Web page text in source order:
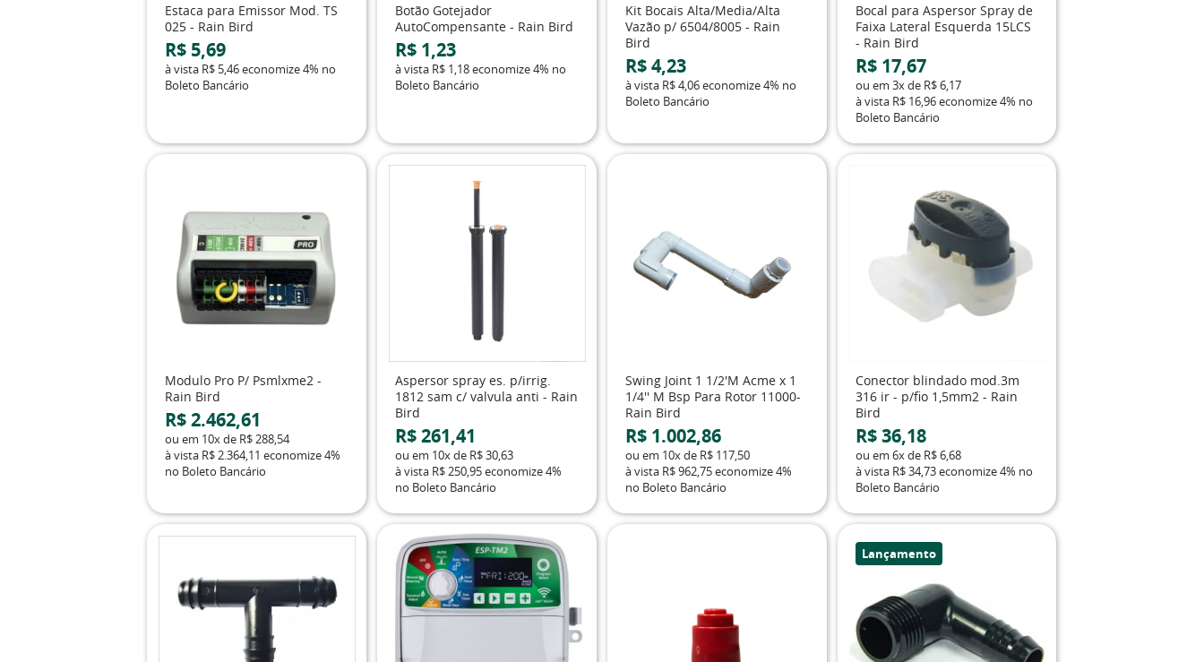
Estaca para Emissor Mod. TS
025 - Rain Bird
R$ 5,69
à vista R$ 5,46economize4% no
Boleto Bancário
Botão Gotejador
AutoCompensante - Rain Bird
R$ 1,23
à vista R$ 1,18economize4% no
Boleto Bancário
Kit Bocais Alta/Media/Alta
Vazão p/ 6504/8005 - Rain
Bird
R$ 4,23
à vista R$ 4,06economize4% no
Boleto Bancário
Bocal para Aspersor Spray de
Faixa Lateral Esquerda 15LCS
- Rain Bird
R$ 17,67
ou em 3xde R$ 6,17
à vista R$ 16,96economize4% no
Boleto Bancário
Modulo Pro P/ Psmlxme2 -
Rain Bird
R$ 2.462,61
ou em 10xde R$ 288,54
à vista R$ 2.364,11 economize4%
no Boleto Bancário
Aspersor spray es. p/irrig.
1812 sam c/ valvula anti - Rain
Bird
R$ 261,41
ou em 10xde R$ 30,63
à vista R$ 250,95economize4%
no Boleto Bancário
Swing Joint 1 1/2'M Acme x 1
1/4'' M Bsp Para Rotor 11000-
Rain Bird
R$ 1.002,86
ou em 10xde R$ 117,50
à vista R$ 962,75economize4%
no Boleto Bancário
Conector blindado mod.3m
316 ir - p/fio 1,5mm2 - Rain
Bird
R$ 36,18
ou em 6xde R$ 6,68
à vista R$ 34,73economize4% no
Boleto Bancário
Lançamento